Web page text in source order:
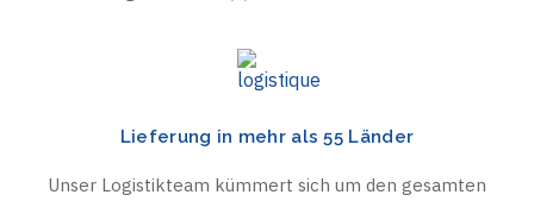
Lieferung in mehr als 55 Länder
Unser Logistikteam kümmert sich um den gesamten